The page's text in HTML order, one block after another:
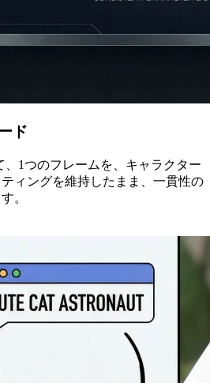
ド
、1つのフレームを、キャラクター
ィングを維持したまま、一貫性の
。